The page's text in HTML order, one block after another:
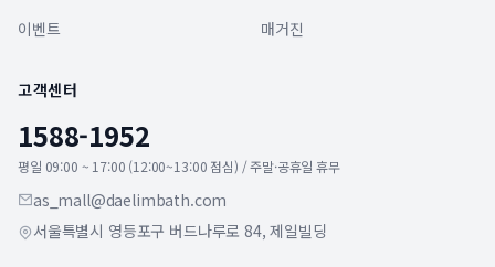
이벤트
매거진
고객센터
1588-1952
평일 09:00 ~ 17:00 (12:00~13:00 점심) / 주말·공휴일 휴무
as_mall@daelimbath.com
서울특별시 영등포구 버드나루로 84, 제일빌딩